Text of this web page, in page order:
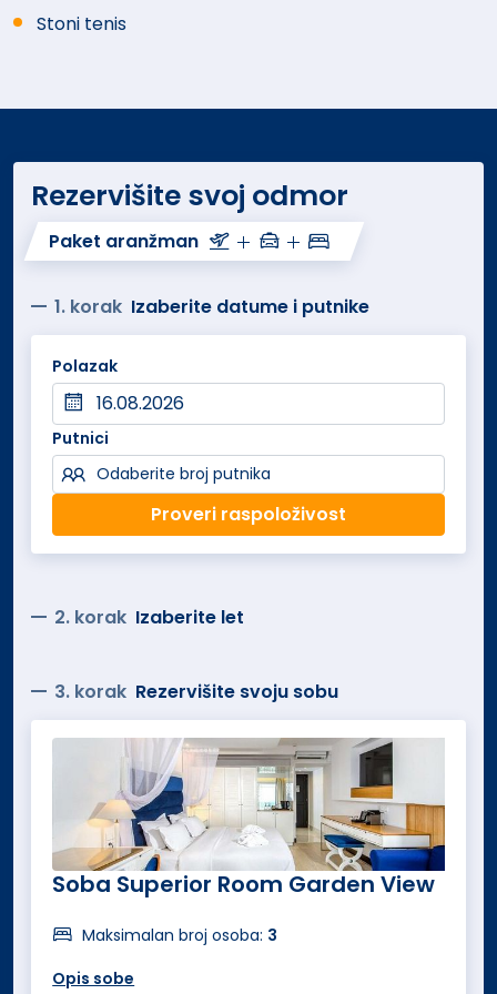
Stoni tenis
Rezervišite svoj odmor
Paket aranžman
1. korak Izaberite datume i putnike
Polazak
Putnici
Odaberite broj putnika
Proveri raspoloživost
2. korak Izaberite let
3. korak Rezervišite svoju sobu
Soba Superior Room Garden View
Maksimalan broj osoba: 3
Opis sobe